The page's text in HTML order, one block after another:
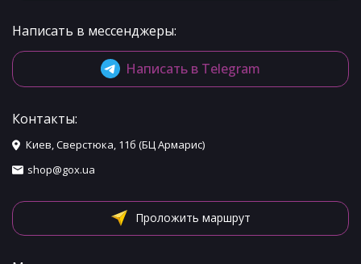
Написать в мессенджеры:
Написать в Telegram
Контакты:
Киев, Сверстюка, 11б (БЦ Армарис)
shop@gox.ua
Проложить маршрут